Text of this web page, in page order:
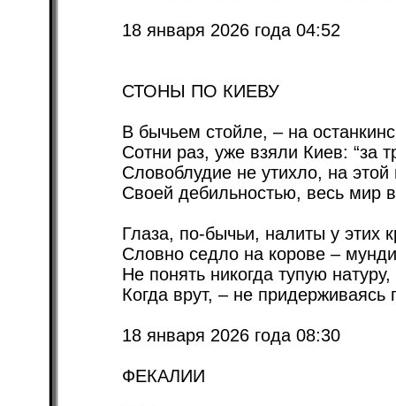
18 января 2026 года 04:52
СТОНЫ ПО КИЕВУ
В бычьем стойле, – на
Сотни раз, уже взяли Киев: “за
Словоблудие не утихло, на этой
Своей дебильностью, весь мир
Глаза, по-бычьи, налиты у этих
Словно седло на корове –
Не понять никогда тупую
Когда врут, – не придерживаясь
18 января 2026 года 08:30
ФЕКАЛИИ